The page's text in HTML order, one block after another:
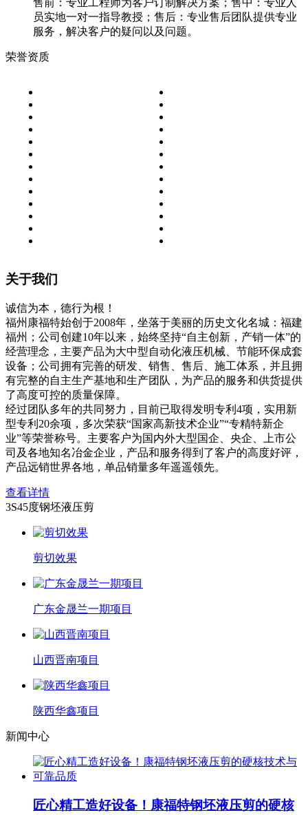
售前：专业工程师为客户订制解决方案；售中：专业人
员实地一对一指导教授；售后：专业售后团队提供专业
服务，解决客户的疑问以及问题。
荣誉资质
关于我们
诚信为本，德行为根！
福州康福特始创于2008年，坐落于美丽的历史文化名城：福建
福州；公司创建10年以来，始终坚持“自主创新，产销一体”的
经营理念，主要产品为大中型自动化液压机械、节能环保成套
设备；公司拥有完善的研发、销售、售后、施工体系，并且拥
有完整的自主生产基地和生产团队，为产品的服务和供货提供
了高度可控的质量保障。
经过团队多年的共同努力，目前已取得发明专利4项，实用新
型专利20余项，多次荣获“国家高新技术企业”“专精特新企
业”等荣誉称号。主要客户为国内外大型国企、央企、上市公
司及各地知名冶金企业，产品和服务得到了客户的高度好评，
产品远销世界各地，单品销量多年遥遥领先。
查看详情
3S45度钢坯液压剪
剪切效果
广东金晟兰一期项目
山西晋南项目
陕西华鑫项目
新闻中心
匠心精工造好设备！康福特钢坯液压剪的硬核